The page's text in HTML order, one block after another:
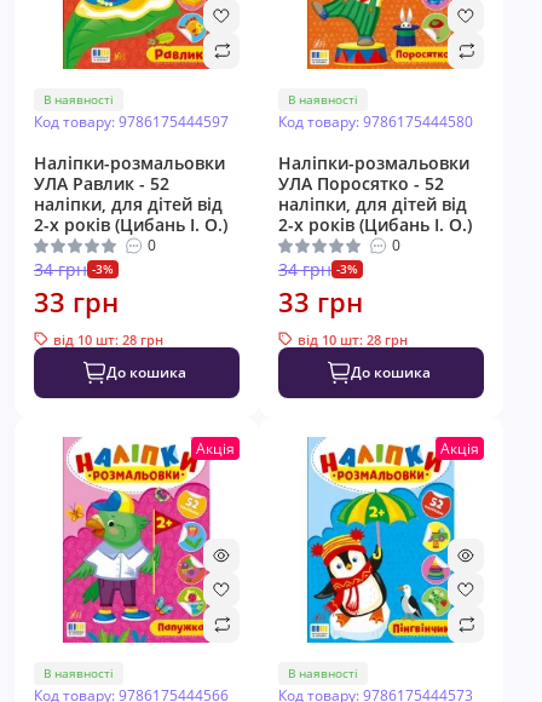
В наявності
Код товару: 9786175444597
Наліпки-розмальовки
УЛА Равлик - 52
наліпки, для дітей від
2-х років (Цибань І. О.)
0
34 грн -3%
33 грн
від 10 шт: 28 грн
До кошика
В наявності
Код товару: 9786175444580
Наліпки-розмальовки
УЛА Поросятко - 52
наліпки, для дітей від
2-х років (Цибань І. О.)
0
34 грн -3%
33 грн
від 10 шт: 28 грн
До кошика
Акція
В наявності
Код товару: 9786175444566
Акція
В наявності
Код товару: 9786175444573